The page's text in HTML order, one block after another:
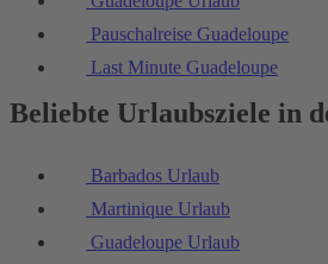
Pauschalreise Guadeloupe
Last Minute Guadeloupe
Beliebte Urlaubsziele in
Barbados Urlaub
Martinique Urlaub
Guadeloupe Urlaub